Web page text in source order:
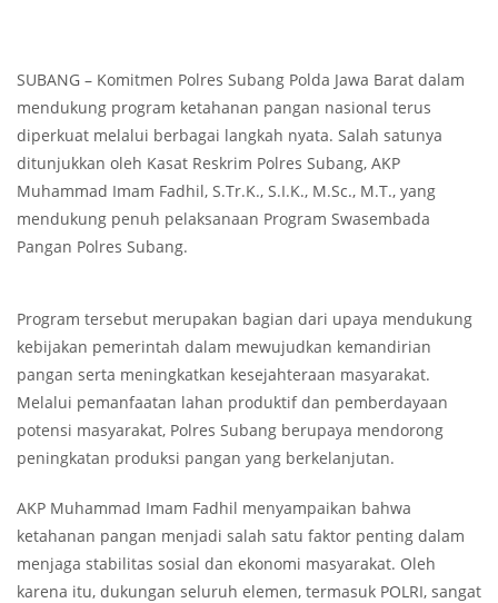
‎‎‎SUBANG – Komitmen Polres Subang Polda Jawa Barat dalam
mendukung program ketahanan pangan nasional terus
diperkuat melalui berbagai langkah nyata. Salah satunya
ditunjukkan oleh Kasat Reskrim Polres Subang, AKP
Muhammad Imam Fadhil, S.Tr.K., S.I.K., M.Sc., M.T., yang
mendukung penuh pelaksanaan Program Swasembada
Pangan Polres Subang.
‎Program tersebut merupakan bagian dari upaya mendukung
kebijakan pemerintah dalam mewujudkan kemandirian
pangan serta meningkatkan kesejahteraan masyarakat.
Melalui pemanfaatan lahan produktif dan pemberdayaan
potensi masyarakat, Polres Subang berupaya mendorong
peningkatan produksi pangan yang berkelanjutan.
‎AKP Muhammad Imam Fadhil menyampaikan bahwa
ketahanan pangan menjadi salah satu faktor penting dalam
menjaga stabilitas sosial dan ekonomi masyarakat. Oleh
karena itu, dukungan seluruh elemen, termasuk POLRI, sangat